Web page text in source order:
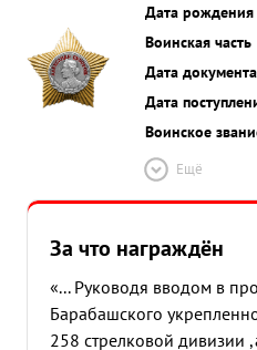
Дата рождения
Воинская часть
Дата документа
Дата
Воинское
Ещё
За что награждён
«... Руководя вводом в
Барабашского
258 стрелковой дивизии